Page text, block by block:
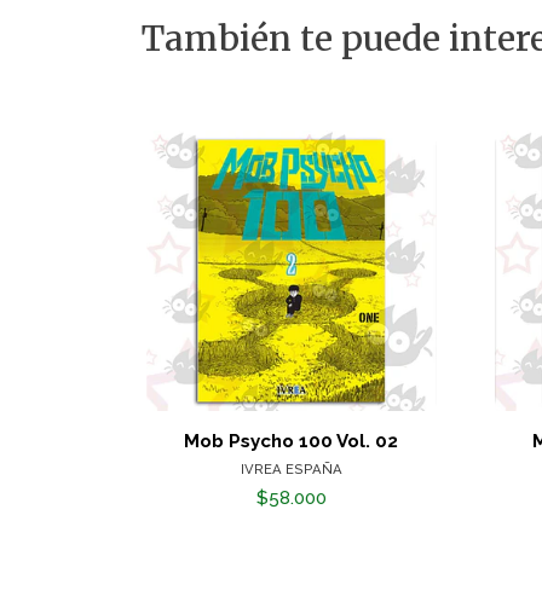
También te puede
Mob Psycho 100 Vol. 02
IVREA ESPAÑA
$58.000